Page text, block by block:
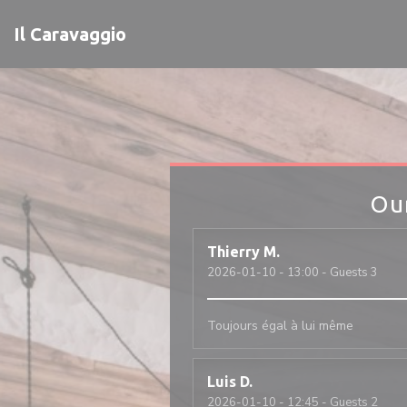
Il Caravaggio
Thierry M
2026-01-10 - 13:00 - Guests 3
Toujours égal à lui même
Luis D
2026-01-10 - 12:45 - Guests 2